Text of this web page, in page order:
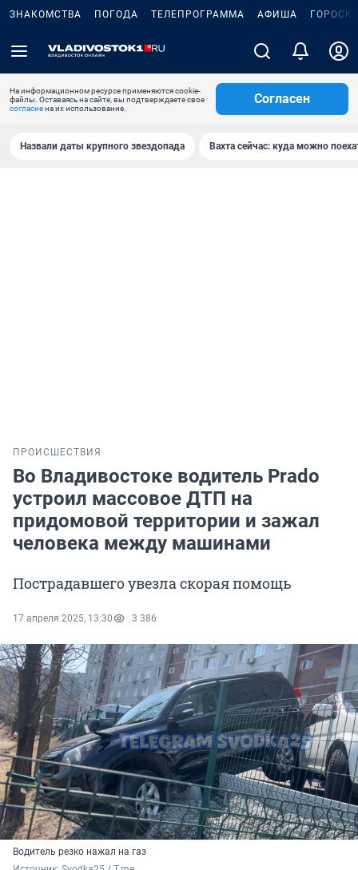
ЗНАКОМСТВА ПОГОДА ТЕЛЕПРОГРАММА АФИША
На информационном ресурсе применяются cookie-
файлы. Оставаясь на сайте, вы подтверждаете свое
согласиена их использование.
Согласен
Назвали даты крупного звездопада Вахта сейчас: куда можно
ПРОИСШЕСТВИЯ
Во Владивостоке водитель Prado
устроил массовое ДТП на
придомовой территории и зажал
человека между машинами
Пострадавшего увезла скорая помощь
17 апреля 2025, 13:30 3 386
Водитель резко нажал на газ